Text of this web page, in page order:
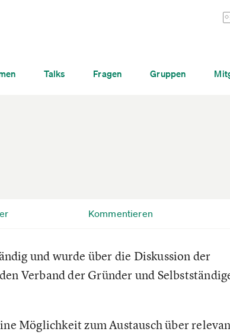
Talks Fragen Gruppen
Kommentieren
und wurde über die Diskussion der
Verband der Gründer und
Möglichkeit zum Austausch über